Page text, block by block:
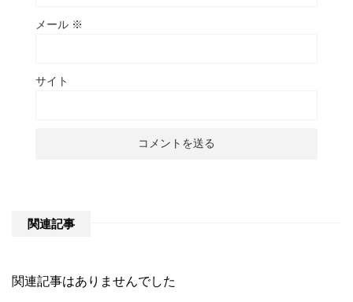
メール ※
サイト
関連記事
関連記事はありませんでした